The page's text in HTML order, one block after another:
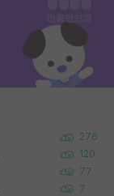
276
120
77
7